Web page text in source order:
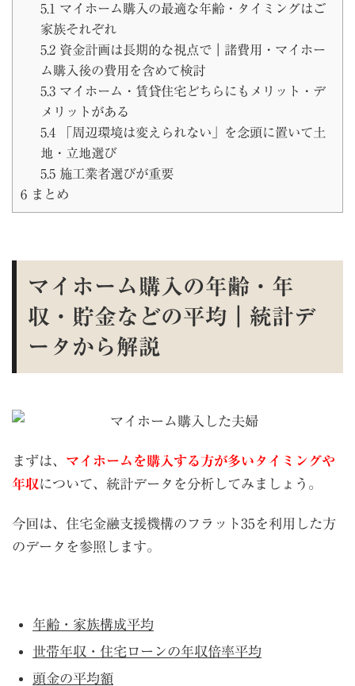
5.1
マイホーム購入の最適な年齢・タイミングはご
家族それぞれ
5.2資金計画は長期的な視点で｜諸費用・マイホー
ム購入後の費用を含めて検討
5.3マイホーム・賃貸住宅どちらにもメリット・デ
メリットがある
5.4「周辺環境は変えられない」を念頭に置いて土
地・立地選び
5.5施工業者選びが重要
6 まとめ
マイホーム購入の年齢・年
収・貯金などの平均｜統計デ
ータから解説
まずは、 マイホームを購入する方が多いタイミングや
年収について、統計データを分析してみましょう。
今回は、住宅金融支援機構のフラット35を利用した方
のデータを参照します。
年齢・家族構成平均
世帯年収・住宅ローンの年収倍率平均
頭金の平均額